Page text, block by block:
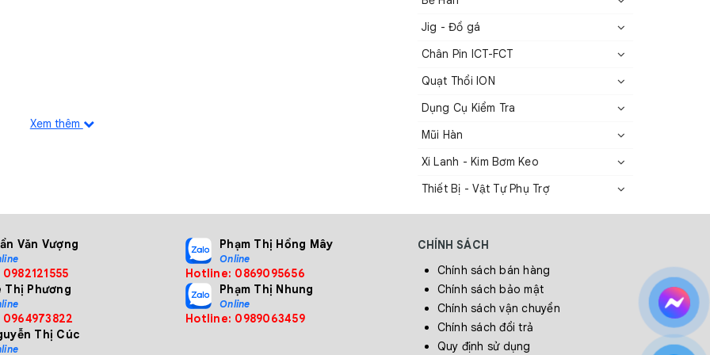
E
Xem thêm
Jig - Đồ gá
Chân Pin ICT-FCT
Quạt Thổi ION
Dụng Cụ Kiểm Tra
Mũi Hàn
Xi Lanh - Kim Bơm Keo
Thiết Bị - Vật Tự Phụ Trợ
Văn Vượng Phạm Thị Hồng Mây
Online
Hotline: 0869095656
Thị Phương
Phạm Thị Nhung
Online
Hotline: 0989063459
Thị Cúc
CHÍNH SÁCH
Chính sách bán hàng
Chính sách bảo mật
Chính sách vận chuyển
Chính sách đổi trả
Quy định sử dụng